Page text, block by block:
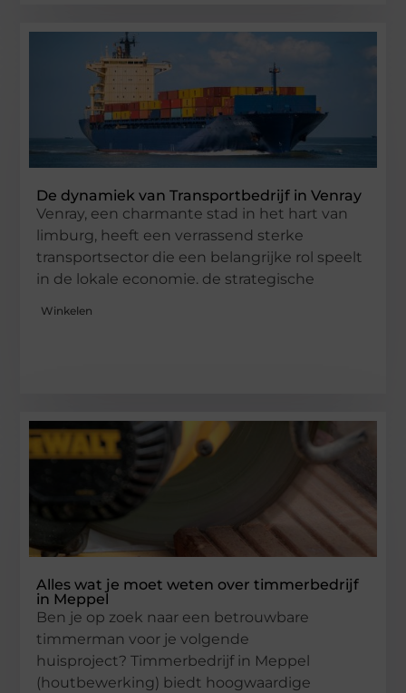
De dynamiek van Transportbedrijf in Venray
Venray, een charmante stad in het hart van
limburg, heeft een verrassend sterke
transportsector die een belangrijke rol speelt
in de lokale economie. de strategische
Winkelen
Alles wat je moet weten over timmerbedrijf
in Meppel
Ben je op zoek naar een betrouwbare
timmerman voor je volgende
huisproject? Timmerbedrijf in Meppel
(houtbewerking) biedt hoogwaardige